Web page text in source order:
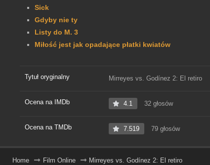
Sick
Gdyby nie ty
Listy do M. 3
Miłość jest jak opadające płatki kwiatów
Tytuł oryginalny Mirreyes vs. Godínez 2: El retiro
Ocena na IMDb 4.1 32 głosów
Ocena na TMDb 7.519 79 głosów
Home Film Online Mirreyes vs. Godínez 2: El retiro